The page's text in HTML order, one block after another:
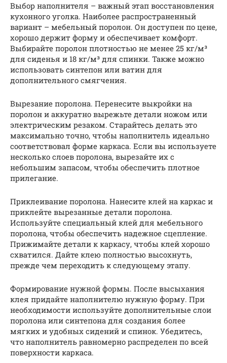
Выбор наполнителя – важный этап восстановления
кухонного уголка. Наиболее распространенный
вариант – мебельный поролон. Он доступен по цене,
хорошо держит форму и обеспечивает комфорт.
Выбирайте поролон плотностью не менее 25 кг/м³
для сиденья и 18 кг/м³ для спинки. Также можно
использовать синтепон или ватин для
дополнительного смягчения.
Вырезание поролона. Перенесите выкройки на
поролон и аккуратно вырежьте детали ножом или
электрическим резаком. Старайтесь делать это
максимально точно, чтобы наполнитель идеально
соответствовал форме каркаса. Если вы используете
несколько слоев поролона, вырезайте их с
небольшим запасом, чтобы обеспечить плотное
прилегание.
Приклеивание поролона. Нанесите клей на каркас и
приклейте вырезанные детали поролона.
Используйте специальный клей для мебельного
поролона, чтобы обеспечить надежное сцепление.
Прижимайте детали к каркасу, чтобы клей хорошо
схватился. Дайте клею полностью высохнуть,
прежде чем переходить к следующему этапу.
Формирование нужной формы. После высыхания
клея придайте наполнителю нужную форму. При
необходимости используйте дополнительные слои
поролона или синтепона для создания более
мягких и удобных сидений и спинок. Убедитесь,
что наполнитель равномерно распределен по всей
поверхности каркаса.